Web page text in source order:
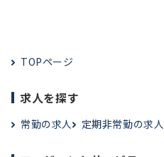
TOPページ
求人を探す
常勤の求人 定期非常勤の求人